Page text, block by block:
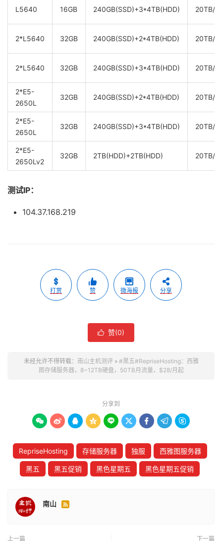
L5640 16GB 240GB(SSD)+3*4TB(HDD) 20TB/
2*L5640 32GB 240GB(SSD)+2*4TB(HDD) 20TB/
2*L5640 32GB 240GB(SSD)+3*4TB(HDD) 20TB/
2*E5-
2650L
32GB 240GB(SSD)+2*4TB(HDD) 20TB/
2*E5-
2650L
32GB 240GB(SSD)+3*4TB(HDD) 20TB/
2*E5-
2650Lv2
32GB 2TB(HDD)+2TB(HDD) 20TB/
测试IP：
104.37.168.219
打赏 赞 微海报 分享
 赞(0)
未经允许不得转载： 南山主机测评» #黑五#RepriseHosting：西雅
图存储服务器，8~12TB硬盘，50TB月流量，$28/月起
分享到
        
RepriseHosting 存储服务器 独服 西雅图服务器
黑五 黑五促销 黑色星期五 黑色星期五促销
南山 
上一篇 下一篇